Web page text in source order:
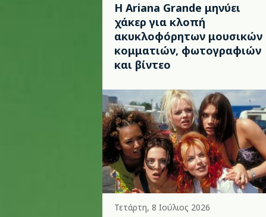
Η Ariana Grande μηνύει
χάκερ για κλοπή
ακυκλοφόρητων μουσικών
κομματιών, φωτογραφιών
και βίντεο
Τετάρτη, 8 Ιούλιος 2026